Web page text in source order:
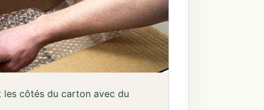
côtés du carton avec du